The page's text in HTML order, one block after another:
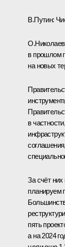
В.Путин:
в прошлом
на новых
в
За счёт
планируем
пять
а на 2024